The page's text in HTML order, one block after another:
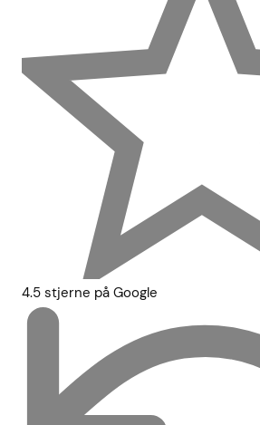
4.5 stjerne på Google